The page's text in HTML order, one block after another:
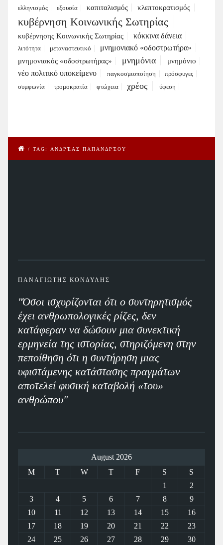
ελληνισμός
εξουσία καπιταλισμός κλεπτοκρατισμός
κυβέρνηση Κοινωνικής Σωτηρίας
κυβέρνησης Κοινωνικής Σωτηρίας κόκκινα δάνεια
λιτότητα μεταναστευτικό μνημονιακό «οδοστρωτήρα»
μνημονιακός «οδοστρωτήρας» μνημόνια μνημόνιο
νέο πολιτικό υποκείμενο παγκοσμιοποίηση
πρόσφυγες
συμφωνία
τρομοκρατία φτώχεια χρέος ύφεση
/ TAG: ΑΝΔΡΈΑΣ ΠΑΠΑΝΔΡΈΟΥ
ΠΑΝΑΓΙΩΤΗΣ ΚΟΝΔΥΛΗΣ
"Όσοι ισχυρίζονται ότι ο συντηρητισμός
έχει ανθρωπολογικές ρίζες, δεν
κατάφεραν να δώσουν μια συνεκτική
ερμηνεία της ιστορίας, στηριζόμενη στην
πεποίθηση ότι η συντήρηση μιας
υφιστάμενης κατάστασης πραγμάτων
αποτελεί φυσική καταβολή «του»
ανθρώπου"
August 2026
M
T W T F S
S
1
2
3
4 5 6 7 8
9
10
11 12 13 14 15
16
17
18 19 20 21 22
23
24
25 26 27 28 29 30